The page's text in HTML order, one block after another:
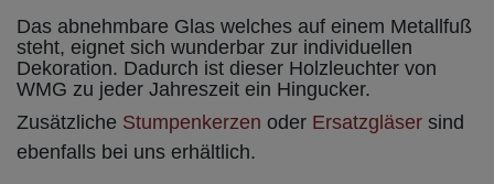
Das abnehmbare Glas welches auf einem Metallfuß
steht, eignet sich wunderbar zur individuellen
Dekoration. Dadurch ist dieser Holzleuchter von
WMG zu jeder Jahreszeit ein Hingucker.
Zusätzliche Stumpenkerzen oder Ersatzgläser sind
ebenfalls bei uns erhältlich.